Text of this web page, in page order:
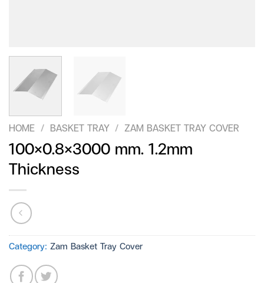
HOME / BASKET TRAY / ZAM BASKET TRAY COVER
100×0.8×3000 mm. 1.2mm
Thickness
Category: Zam Basket Tray Cover